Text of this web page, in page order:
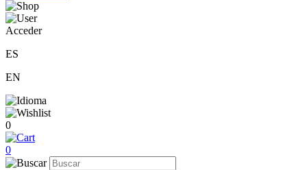
Acceder
ES
EN
0
0